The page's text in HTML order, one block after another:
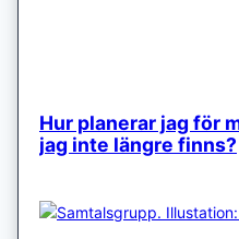
Hur planerar jag för
jag inte längre finns?